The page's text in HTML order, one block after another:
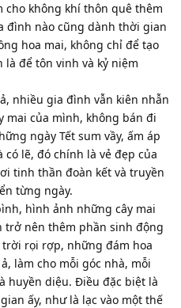
không khí thôn quê thêm
đình nào cũng dành thời gian
hoa mai, không chỉ để tạo
là để tôn vinh và kỷ niệm
nhiều gia đình vẫn kiên nhẫn
mai của mình, không bán đi
ngày Tết sum vầy, ấm áp
lẽ, đó chính là vẻ đẹp của
tinh thần đoàn kết và truyền
từng ngày.
hình ảnh những cây mai
trở nên thêm phần sinh động
rọi rợp, những đám hoa
làm cho mỗi góc nhà, mỗi
huyền diệu. Điều đặc biệt là
ấy, như là lạc vào một thế